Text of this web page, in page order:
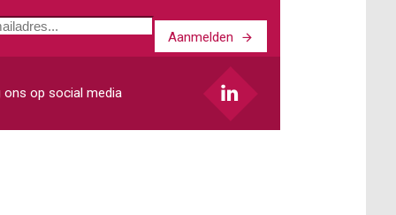
Aanmelden
ons op social media